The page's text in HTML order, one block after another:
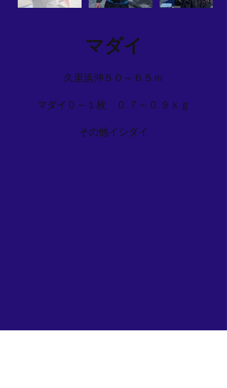
マダイ
久里浜沖５０～６５ｍ
マダイ０～１枚 ０.７～０.９ｋｇ
その他イシダイ